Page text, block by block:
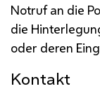
Notruf an die
die
oder deren
Kontakt